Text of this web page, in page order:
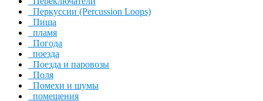
Перкуссии (Percussion Loops)
Пища
пламя
Погода
поезда
Поезда и паровозы
Поля
Помехи и шумы
помещения